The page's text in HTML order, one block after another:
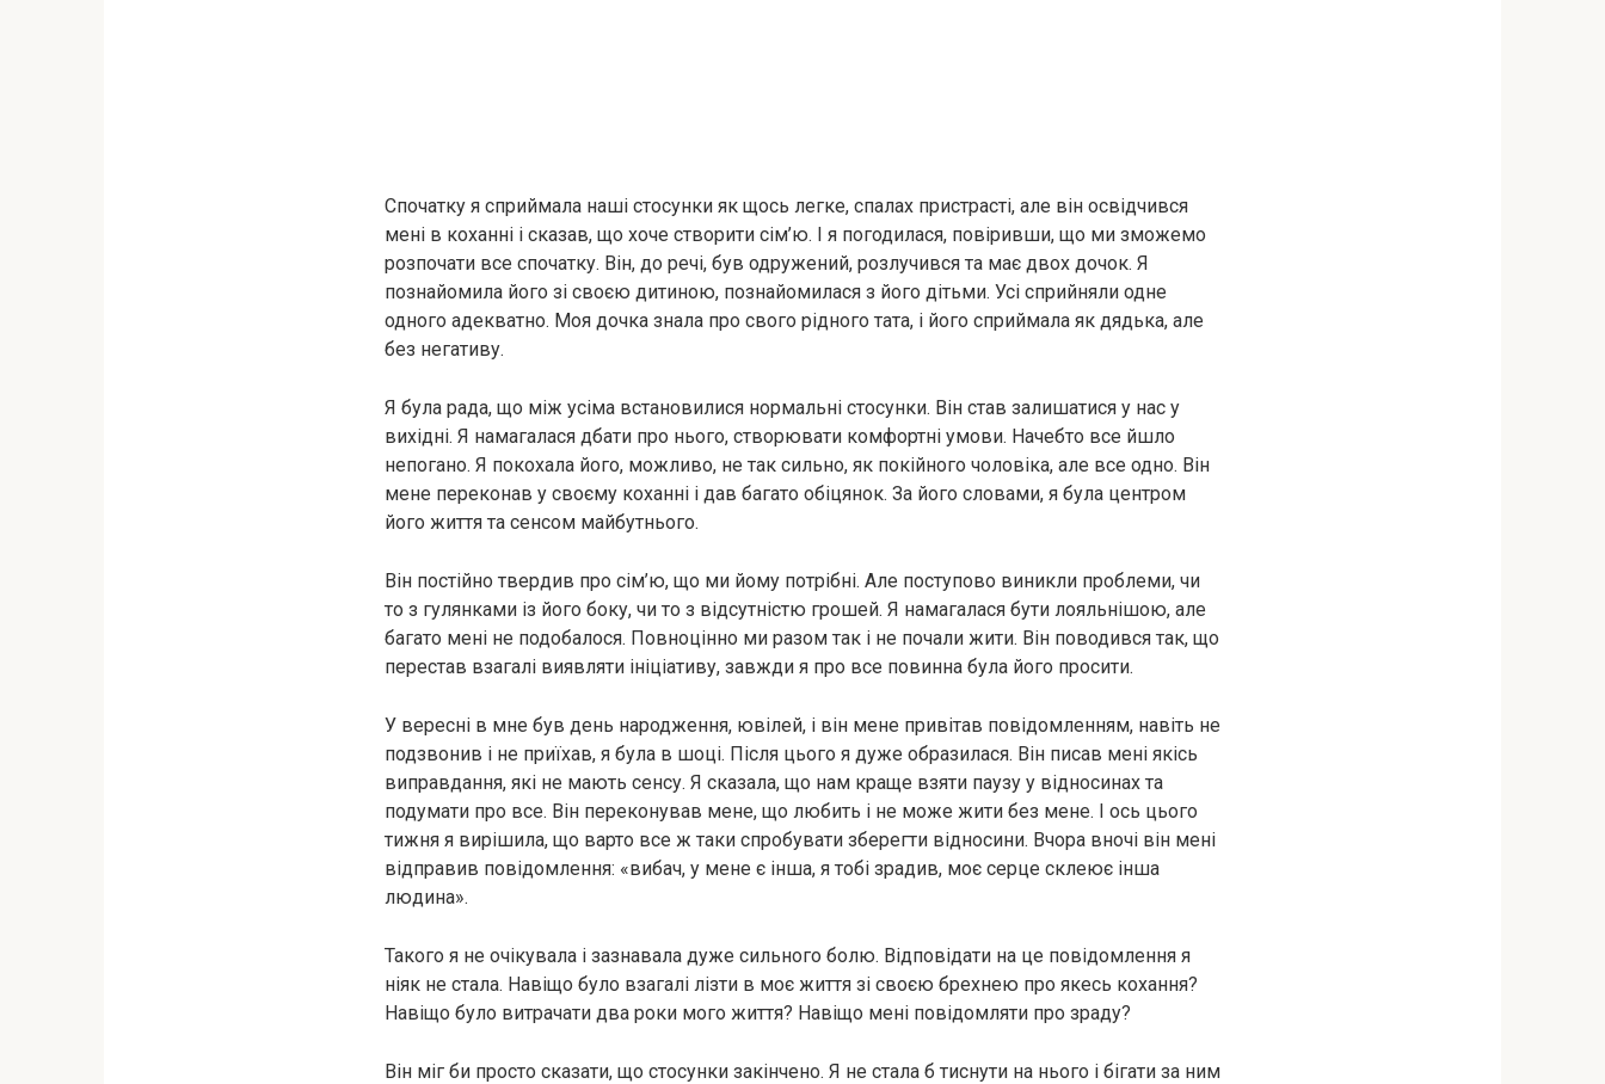
Спочатку я сприймала наші стосунки як щось легке, спалах пристрасті, але він освідчився
мені в коханні і сказав, що хоче створити сім’ю. І я погодилася, повіривши, що ми зможемо
розпочати все спочатку. Він, до речі, був одружений, розлучився та має двох дочок. Я
познайомила його зі своєю дитиною, познайомилася з його дітьми. Усі сприйняли одне
одного адекватно. Моя дочка знала про свого рідного тата, і його сприймала як дядька, але
без негативу.
Я була рада, що між усіма встановилися нормальні стосунки. Він став залишатися у нас у
вихідні. Я намагалася дбати про нього, створювати комфортні умови. Начебто все йшло
непогано. Я покохала його, можливо, не так сильно, як покійного чоловіка, але все одно. Він
мене переконав у своєму коханні і дав багато обіцянок. За його словами, я була центром
його життя та сенсом майбутнього.
Він постійно твердив про сім’ю, що ми йому потрібні. Але поступово виникли проблеми, чи
то з гулянками із його боку, чи то з відсутністю грошей. Я намагалася бути лояльнішою, але
багато мені не подобалося. Повноцінно ми разом так і не почали жити. Він поводився так, що
перестав взагалі виявляти ініціативу, завжди я про все повинна була його просити.
У вересні в мне був день народження, ювілей, і він мене привітав повідомленням, навіть не
подзвонив і не приїхав, я була в шоці. Після цього я дуже образилася. Він писав мені якісь
виправдання, які не мають сенсу. Я сказала, що нам краще взяти паузу у відносинах та
подумати про все. Він переконував мене, що любить і не може жити без мене. І ось цього
тижня я вирішила, що варто все ж таки спробувати зберегти відносини. Вчора вночі він мені
відправив повідомлення: «вибач, у мене є інша, я тобі зрадив, моє серце склеює інша
людина».
Такого я не очікувала і зазнавала дуже сильного болю. Відповідати на це повідомлення я
ніяк не стала. Навіщо було взагалі лізти в моє життя зі своєю брехнею про якесь кохання?
Навіщо було витрачати два роки мого життя? Навіщо мені повідомляти про зраду?
Він міг би просто сказати, що стосунки закінчено. Я не стала б тиснути на нього і бігати за ним